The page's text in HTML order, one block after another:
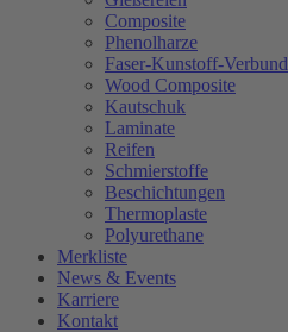
Composite
Phenolharze
Faser-Kunstoff-Verbund
Wood Composite
Kautschuk
Laminate
Reifen
Schmierstoffe
Beschichtungen
Thermoplaste
Polyurethane
Merkliste
News & Events
Karriere
Kontakt